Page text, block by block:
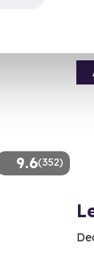
9.6(352)